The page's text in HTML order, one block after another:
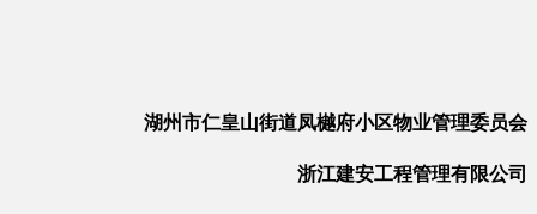
湖州市仁皇山街道凤樾府小区物业管理委员会
浙江建安工程管理有限公司